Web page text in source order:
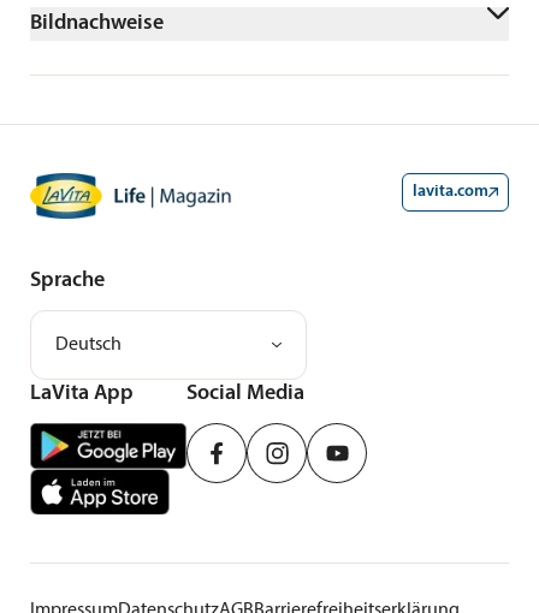
Bildnachweise
AdobeStock/cherryandbees
lavita.com
LaVita App Social Media
Sprache
Deutsch